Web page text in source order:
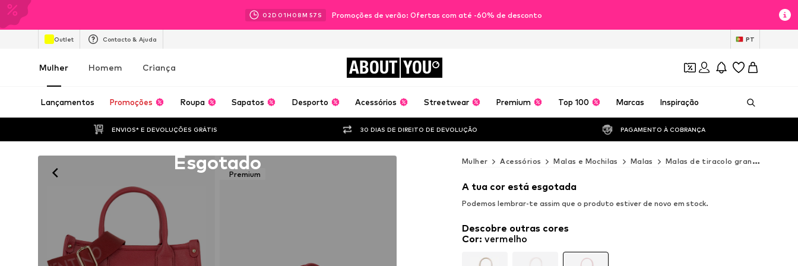
02D 01H 08M 55 S Promoções de verão: Ofertas com até -60% de desconto
Outlet Contacto & Ajuda PT
Mulher Homem Criança ABOUT YOU
Lançamentos Promoções Roupa Sapatos Desporto Acessórios Streetwear Premium Top 100 Marcas Inspiração
ENVIOS* E DEVOLUÇÕES GRÁTIS 30 DIAS DE DIREITO DE DEVOLUÇÃO PAGAMENTO À COBRANÇA
Premium
Esgotado Mulher Acessórios Malas e Mochilas Malas Malas de tiracolo grandes
A tua cor está esgotada
Podemos lembrar-te assim que o produto estiver de novo em stock.
Descobre outras cores
Cor: vermelho